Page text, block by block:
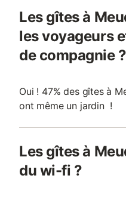
Les gîtes à
les voyageurs
de compagnie ?
Oui ! 47% des gîtes à
ont même un jardin !
Les gîtes à
du wi-fi ?